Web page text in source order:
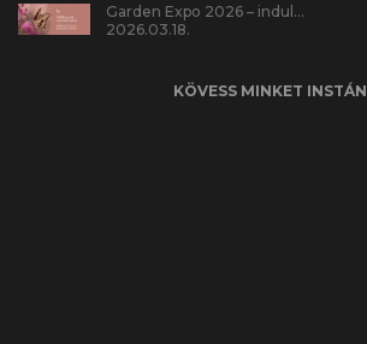
Garden Expo 2026 – indul…
2026.03.18.
KÖVESS MINKET INSTÁN